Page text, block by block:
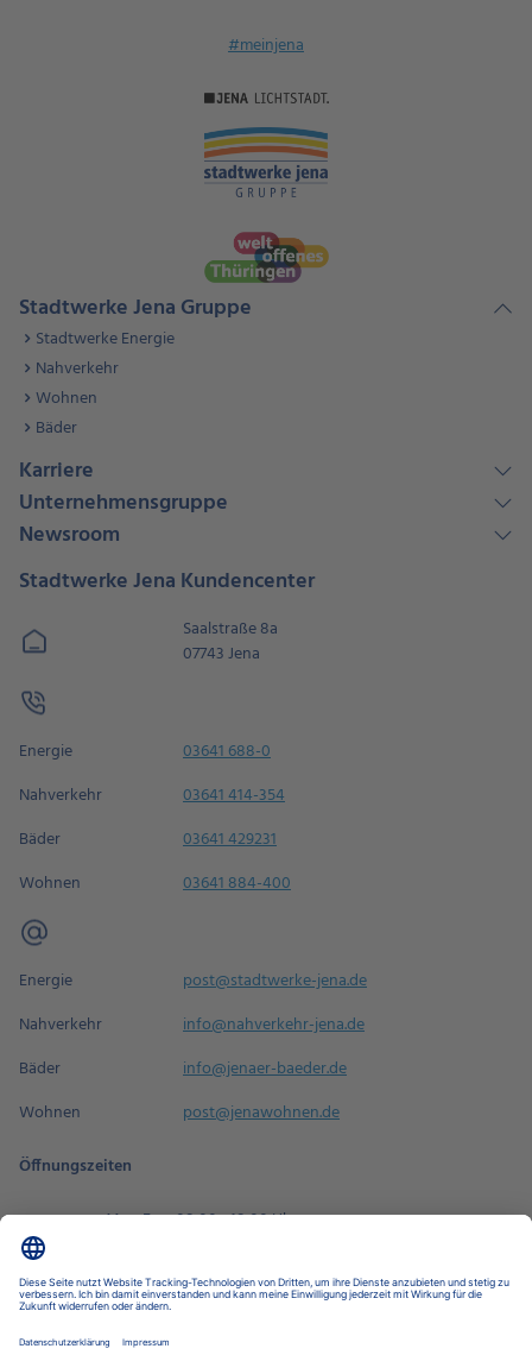
#meinjena
Stadtwerke Jena Gruppe
Stadtwerke Energie
Nahverkehr
Wohnen
Bäder
Karriere
Unternehmensgruppe
Newsroom
Stadtwerke Jena Kundencenter
Saalstraße 8a
07743 Jena
Energie
03641 688-0
Nahverkehr
03641 414-354
Bäder
03641 429231
Wohnen
03641 884-400
Energie
post@stadtwerke-jena.de
Nahverkehr
info@nahverkehr-jena.de
Bäder
info@jenaer-baeder.de
Wohnen
post@jenawohnen.de
Öffnungszeiten
Mo - Fr
08:00 - 18:00 Uhr